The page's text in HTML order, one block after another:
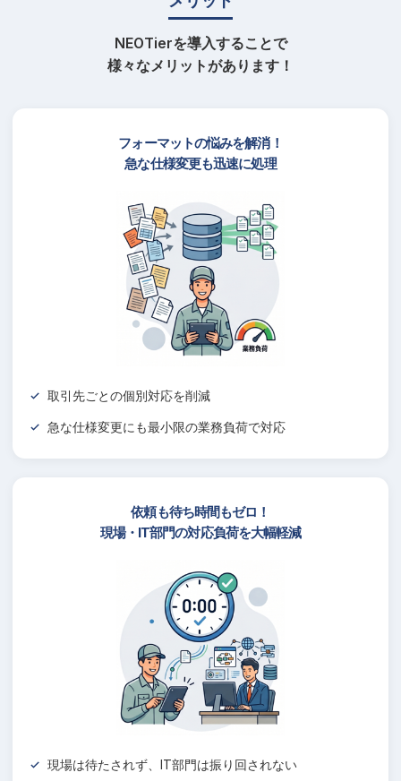
NEOTierを導入することで
様々なメリットがあります！
フォーマットの悩みを解消！
急な仕様変更も迅速に処理
取引先ごとの個別対応を削減
急な仕様変更にも最小限の業務負荷で対応
依頼も待ち時間もゼロ！
現場・IT部門の対応負荷を大幅軽減
現場は待たされず、IT部門は振り回されない